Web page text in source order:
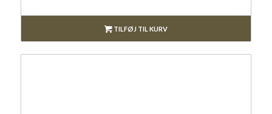
TILFØJ TIL KURV